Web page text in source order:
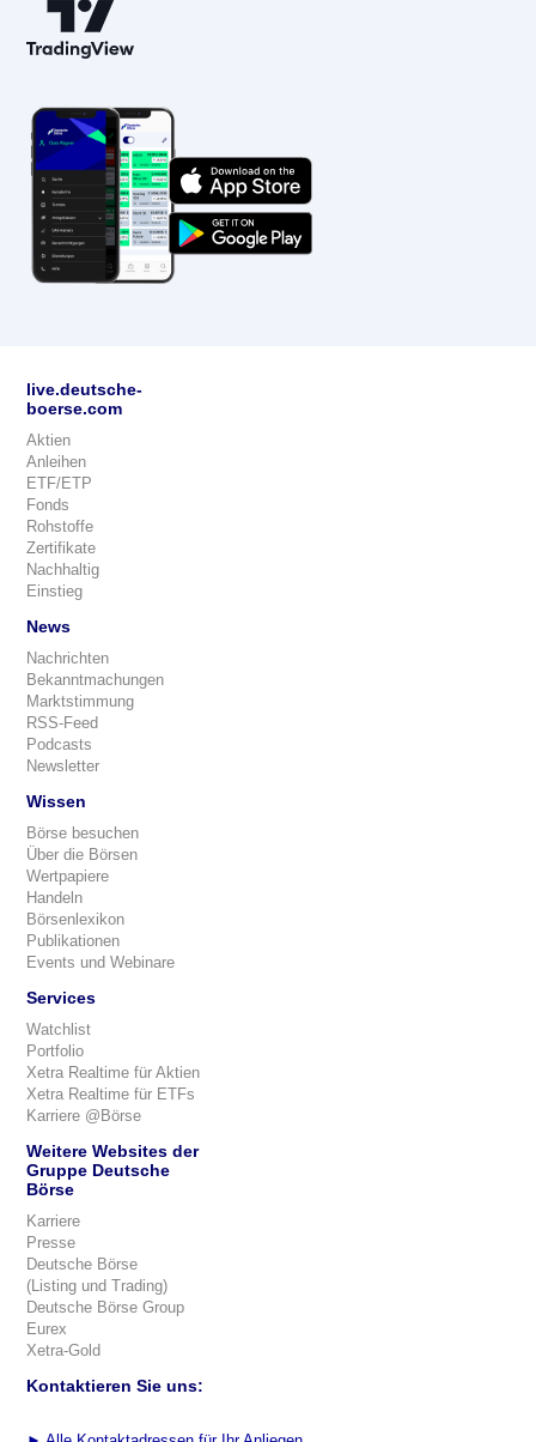
live.deutsche-
boerse.com
Aktien
Anleihen
ETF/ETP
Fonds
Rohstoffe
Zertifikate
Nachhaltig
Einstieg
News
Nachrichten
Bekanntmachungen
Marktstimmung
RSS-Feed
Podcasts
Newsletter
Wissen
Börse besuchen
Über die Börsen
Wertpapiere
Handeln
Börsenlexikon
Publikationen
Events und Webinare
Services
Watchlist
Portfolio
Xetra Realtime für Aktien
Xetra Realtime für ETFs
Karriere @Börse
Weitere Websites der
Gruppe Deutsche
Börse
Karriere
Presse
Deutsche Börse
(Listing und Trading)
Deutsche Börse Group
Eurex
Xetra-Gold
Kontaktieren Sie uns: